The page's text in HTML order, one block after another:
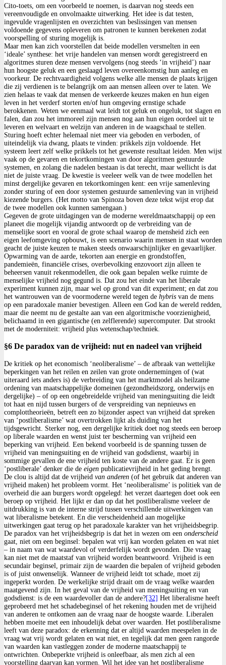
Cito-toets, om een voorbeeld te noemen, is daarvan nog steeds een
vereenvoudigde en onvolmaakte uitwerking. Het idee is dat testen,
ingevulde vragenlijsten en overzichten van beslissingen van mensen
voldoende gegevens opleveren om patronen te kunnen berekenen zodat
voorspelling of sturing mogelijk is.
Maar men kan zich voorstellen dat beide modellen versmelten in een
‘ideale’ synthese: het vrije handelen van mensen wordt geregistreerd en
algoritmes sturen deze mensen vervolgens (nog steeds ‘in vrijheid’) naar
hun hoogste geluk en een geslaagd leven overeenkomstig hun aanleg en
voorkeur. De rechtvaardigheid volgens welke alle mensen de plaats krijgen
die zij verdienen is te belangrijk om aan mensen alleen over te laten. We
zien helaas te vaak dat mensen de verkeerde keuzes maken en hun eigen
leven in het verderf storten en/of hun omgeving ernstige schade
berokkenen. Weten we eenmaal wat leidt tot geluk en ongeluk, tot slagen en
falen, dan zou het immoreel zijn mensen nog aan hun eigen oordeel uit te
leveren en welvaart en welzijn van anderen in de waagschaal te stellen.
Sturing hoeft echter helemaal niet meer via geboden en verboden, of
uiteindelijk via dwang, plaats te vinden: prikkels zijn voldoende. Het
systeem leert zelf welke prikkels tot het gewenste resultaat leiden. Men wijst
vaak op de gevaren en tekortkomingen van door algoritmen gestuurde
systemen, en zolang die nadelen bestaan is dat terecht, maar wellicht is dat
niet de juiste vraag. De kwestie is veeleer welk van de twee modellen het
minst dergelijke gevaren en tekortkomingen kent: een vrije samenleving
zonder sturing of een door systemen gestuurde samenleving van in vrijheid
kiezende burgers. (Het motto van Spinoza boven deze tekst wijst erop dat
de twee modellen ook kunnen samengaan.)
Gegeven de grote uitdagingen van de moderne wereldmaatschappij op een
planeet die mogelijk vijandig antwoordt op de verbreiding van de
menselijke soort en vooral de grote schaal waarop de mensheid zich een
eigen leefomgeving opbouwt, is een scenario waarin mensen in staat worden
geacht de juiste keuzen te maken steeds onwaarschijnlijker en gevaarlijker.
Opwarming van de aarde, tekorten aan energie en grondstoffen,
pandemieën, financiële crises, overbevolking enzovoort zijn alleen te
beheersen vanuit rekenmodellen, die ook gaan bepalen welke ruimte de
menselijke vrijheid nog gegund is. Dat zou het einde van het liberale
experiment kunnen zijn, maar wel op grond van dit experiment; en dat zou
het wantrouwen van de voormoderne wereld tegen de hybris van de mens
op een paradoxale manier bevestigen. Alleen een God kan de wereld redden,
maar die neemt nu de gestalte aan van een algoritmische voorzienigheid,
belichaamd in een gigantische (en zelflerende) supercomputer. Dat strookt
met de moderniteit: vrijheid plus wetenschap/techniek.
§6 De paradox van de vrijheid: nut en nadeel van vrijheid
De kritiek op het economisch ‘neoliberalisme’ – de afbraak van wettelijke
beperkingen van het reilen en zeilen van grote ondernemingen of (wat
uiteraard iets anders is) de verbreiding van het marktmodel als heilzame
ordening van maatschappelijke domeinen (gezondheidszorg, onderwijs en
dergelijke) – of op een ongebreidelde vrijheid van meningsuiting die leidt
tot haat en nijd tussen burgers of de verspreiding van nepnieuws en
complottheorieën, betreft een zo bijzonder aspect van vrijheid dat spreken
van ‘postliberalisme’ wat overtrokken lijkt als duiding van het
tijdsgewricht. Sterker nog, een dergelijke kritiek doet nog steeds een beroep
op liberale waarden en wenst juist ter bescherming van vrijheid een
beperking van vrijheid. Een bekend voorbeeld is de spanning tussen de
vrijheid van meningsuiting en de vrijheid van godsdienst, waarbij in
sommige gevallen de ene vrijheid ten koste van de andere gaat. Er is geen
‘postliberale’ denker die de eigen publicatievrijheid in het geding brengt.
De clou is altijd dat de vrijheid van anderen (of het gebruik dat anderen van
vrijheid maken) het probleem vormt. Het ‘neoliberalisme’ is politiek van de
overheid die aan burgers wordt opgelegd: het verzet daartegen doet ook een
beroep op vrijheid. Het lijkt er dan op dat het postliberalisme veeleer de
uitdrukking is van de interne strijd tussen verschillende uitwerkingen van
wat liberalisme betekent. En die verscheidenheid aan mogelijke
uitwerkingen gaat terug op het paradoxale karakter van het vrijheidsbegrip.
De paradox van het vrijheidsbegrip is dat het in wezen om een onderscheid
gaat, niet om een beginsel: bepalen wat vrij kan worden gelaten en wat niet
– in naam van wat waardevol of verderfelijk wordt gevonden. Die vraag
kan niet met de maatstaf van vrijheid worden beantwoord. Vrijheid is een
secundair beginsel, primair zijn de waarden die bepalen of vrijheid geboden
is of juist onwenselijk. Wanneer de vrijheid leidt tot schade, moet zij
ingeperkt worden. De werkelijke strijd draait om de vraag welke waarden
maatgevend zijn. In het geval van de vrijheid van meningsuiting en van
godsdienst: is de een waardevoller dan de andere?[32] Het liberalisme heeft
geprobeerd met het schadebeginsel of het rekening houden met de vrijheid
van anderen te ontkomen aan de vraag naar de hoogste waarde. Liberalen
hebben moeite met een inhoudelijk debat over waarden. Het postliberalisme
leeft van deze paradox: de erkenning dat er altijd waarden meespelen in de
vraag wat vrij wordt gelaten en wat niet, en tegelijk dat men geen rangorde
van waarden kan vastleggen zonder de moderne maatschappij te
ontwrichten. Onbeperkte vrijheid is onleefbaar, als men zich al een
voorstelling daarvan kan vormen. Wil het idee van het postliberalisme